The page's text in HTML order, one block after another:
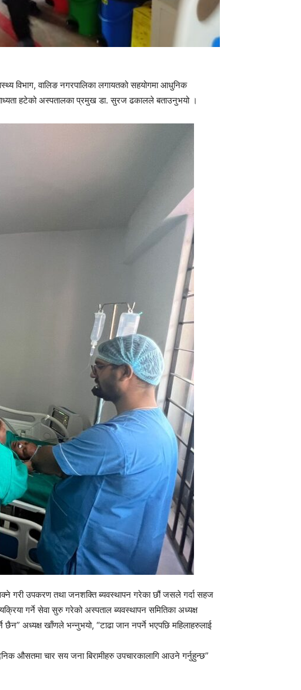
विभाग, वालिङ नगरपालिका लगायतको सहयोगमा आधुनिक
हटेको अस्पतालका प्रमुख डा. सुरज ढकालले बताउनुभयो ।
गरी उपकरण तथा जनशक्ति ब्यवस्थापन गरेका छौं जसले गर्दा सहज
गर्ने सेवा सुरु गरेको अस्पताल ब्यवस्थापन समितिका अध्यक्ष
छैन” अध्यक्ष खाँणले भन्नुभयो, “टाढा जान नपर्ने भएपछि महिलाहरुलाई
औसतमा चार सय जना बिरामीहरु उपचारकालागि आउने गर्नुहुन्छ”